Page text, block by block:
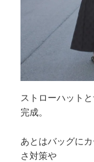
ストローハット
完成。
あとはバッグに
さ対策や